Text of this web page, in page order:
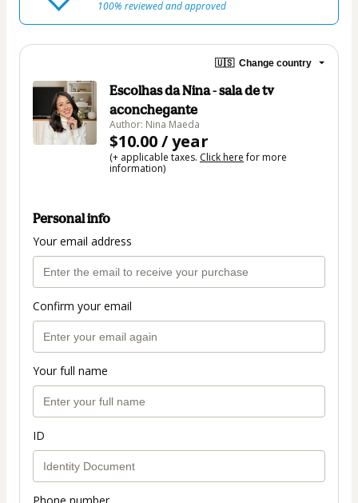
100% reviewed and approved
🇺🇸 Change country
Escolhas da Nina - sala de tv
aconchegante
Author: Nina Maeda
$10.00 / year
(+ applicable taxes. Click herefor more
information)
Personal info
Your email address
Confirm your email
Your full name
ID